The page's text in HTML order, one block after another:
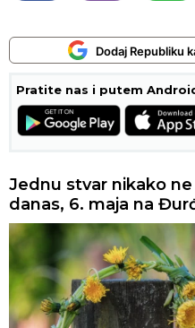
Dodaj Republiku
Pratite nas i putem
Jednu stvar nikako
danas, 6. maja na